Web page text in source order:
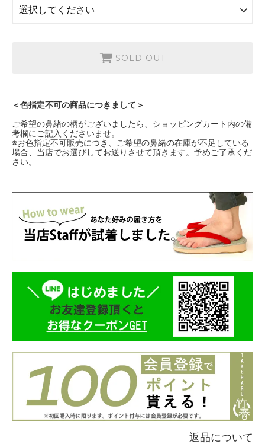
SOLD OUT
＜色指定不可の商品につきまして＞
ご希望の鼻緒の柄がございましたら、ショッピングカート内の備
考欄にご記入くださいませ。
※お色指定不可販売につき、ご希望の鼻緒の在庫が不足している
場合、当店でお選びしてお送りさせて頂きます。予めご了承くだ
さい。
返品について